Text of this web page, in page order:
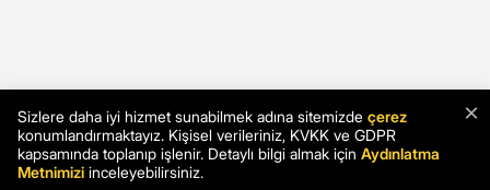
×
Sizlere daha iyi hizmet sunabilmek adına sitemizde çerez
konumlandırmaktayız. Kişisel verileriniz, KVKK ve GDPR
kapsamında toplanıp işlenir. Detaylı bilgi almak için Aydınlatma
Metnimizi inceleyebilirsiniz.